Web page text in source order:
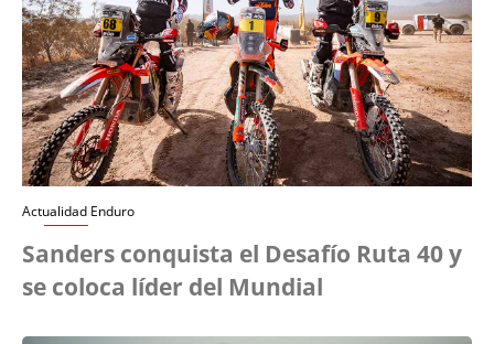
Actualidad Enduro
Sanders conquista el Desafío Ruta 40 y
se coloca líder del Mundial